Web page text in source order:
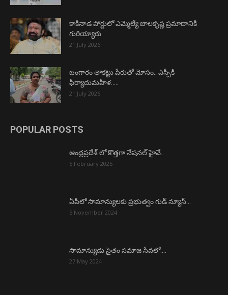
కాకినాడ పోర్టులో ఎమ్మెల్యే బాలకృష్ణ ప్రమాదానికి
గురియ్యారు
21 July 2026
బంగారం తాకట్టు పేరుతో మోసం.. ఎస్పీకి
ఫిర్యాదుమహిళ…..
21 July 2026
POPULAR POSTS
ఆంధ్రప్రదేశ్ లో కొత్తగా నేషనల్ హైవే..
5 February 2025
ఏపీలో సామాన్యులకు ప్రభుత్వం గుడ్ న్యూస్…
5 November 2024
సామాన్యుడు సైతం సమాజ సేవలో….
27 May 2024